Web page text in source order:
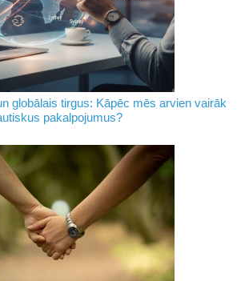
globālais tirgus: Kāpēc mēs arvien vairāk
pakalpojumus?